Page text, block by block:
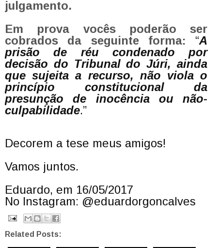
julgamento.
Em prova vocês poderão ser
cobrados da seguinte forma: “A
prisão de réu condenado por
decisão do Tribunal do Júri, ainda
que sujeita a recurso, não viola o
princípio constitucional da
presunção de inocência ou não-
culpabilidade.”
Decorem a tese meus amigos!
Vamos juntos.
Eduardo, em 16/05/2017
No Instagram: @eduardorgoncalves
Related Posts: